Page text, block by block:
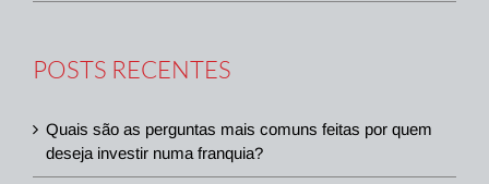
POSTS RECENTES
Quais são as perguntas mais comuns feitas por quem
deseja investir numa franquia?